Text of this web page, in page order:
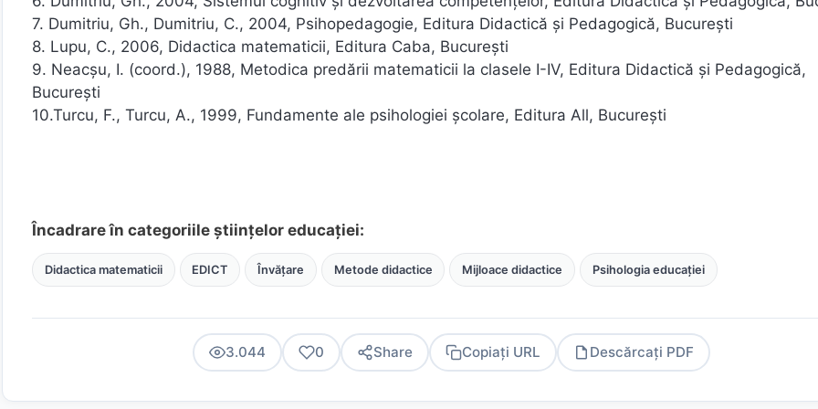
7. Dumitriu, Gh., Dumitriu, C., 2004, Psihopedagogie, Editura Didactică şi Pedagogică, Bucureşti
8. Lupu, C., 2006, Didactica matematicii, Editura Caba, Bucureşti
9. Neacşu, I. (coord.), 1988, Metodica predării matematicii la clasele I-IV, Editura Didactică şi Pedagogică,
Bucureşti
10.Turcu, F., Turcu, A., 1999, Fundamente ale psihologiei şcolare, Editura All, Bucureşti
Încadrare în categoriile științelor educației:
Didactica matematicii EDICT Învățare Metode didactice Mijloace didactice Psihologia educației
3.044 0 Share Copiați URL Descărcați PDF